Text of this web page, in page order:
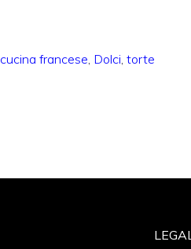
cucina francese Dolci torte
LEGAL